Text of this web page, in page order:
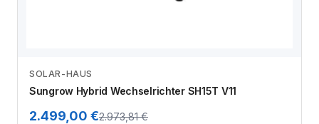
SOLAR-HAUS
Sungrow Hybrid Wechselrichter SH15T V11
2.499,00 €2.973,81 €